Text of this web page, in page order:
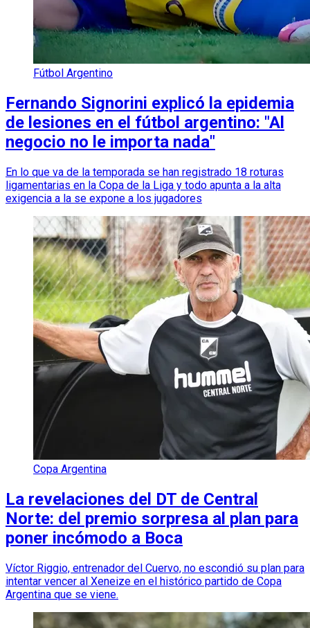
Fútbol Argentino
Fernando Signorini explicó la epidemia
de lesiones en el fútbol argentino: "Al
negocio no le importa nada"
En lo que va de la temporada se han registrado 18 roturas
ligamentarias en la Copa de la Liga y todo apunta a la alta
exigencia a la se expone a los jugadores
Copa Argentina
La revelaciones del DT de Central
Norte: del premio sorpresa al plan para
poner incómodo a Boca
Víctor Riggio, entrenador del Cuervo, no escondió su plan para
intentar vencer al Xeneize en el histórico partido de Copa
Argentina que se viene.